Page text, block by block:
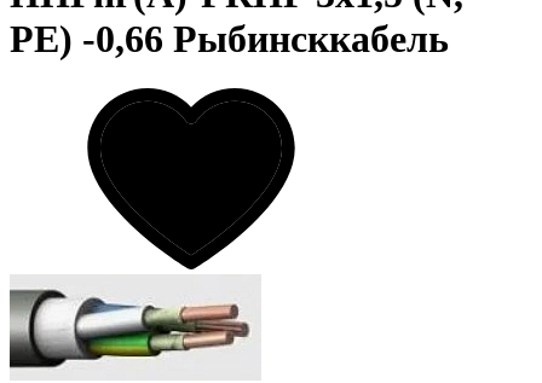
PE) -0,66 Рыбинсккабель